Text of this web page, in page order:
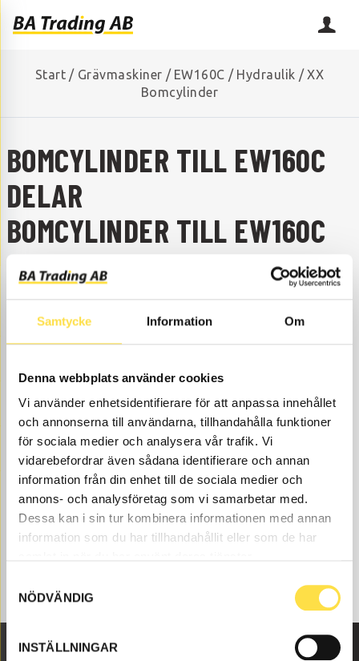
Samtycke Information Om
Denna webbplats använder cookies
Vi använder enhetsidentifierare för att anpassa innehållet
och annonserna till användarna, tillhandahålla funktioner
för sociala medier och analysera vår trafik. Vi
vidarebefordrar även sådana identifierare och annan
information från din enhet till de sociala medier och
annons- och analysföretag som vi samarbetar med.
Dessa kan i sin tur kombinera informationen med annan
information som du har tillhandahållit eller som de har
NÖDVÄNDIG
INSTÄLLNINGAR
Start / Grävmaskiner / EW160C / Hydraulik / XX
Bomcylinder
BOMCYLINDER TILL EW160C
DELAR
BOMCYLINDER TILL EW160C
SAKNAR DU NÅGON RESERVDEL?
+46 (0) 152-32500
info@batrading.se
EW160C finns som nya eller begagnade och varsamt
renoverade delar både som original och icke original. Vi
har delar som bomcylinder för alla Volvo
Entreprenadmaskiner och dessa delar som , till
bomcylinder som passar till Volvo grävmaskin EW160C.